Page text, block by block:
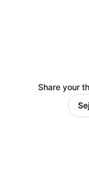
Share your